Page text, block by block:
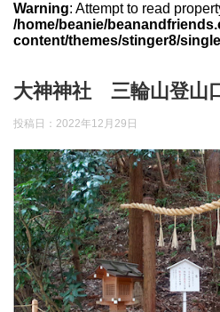
Warning: Attempt to read
/home/beanie/
content/themes/stinger8/
大神神社 三輪山登山
投稿日： 2022年12月29日